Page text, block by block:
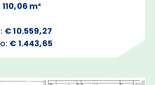
110,06 m²
€ 10.559,27
€ 1.443,65